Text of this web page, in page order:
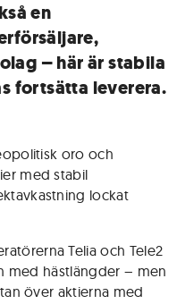
en
– här är stabila
fortsätta leverera.
oro och
med stabil
lockat
Telia och Tele2
med hästlängder – men
över aktierna med